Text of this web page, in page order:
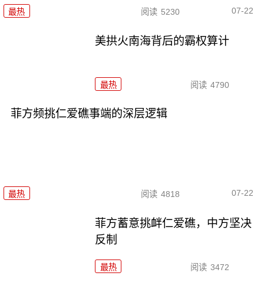
最热 阅读 5230 07-22
美拱火南海背后的霸权算计
最热 阅读 4790
菲方频挑仁爱礁事端的深层逻辑
最热 阅读 4818 07-22
菲方蓄意挑衅仁爱礁，中方坚决
反制
最热 阅读 3472